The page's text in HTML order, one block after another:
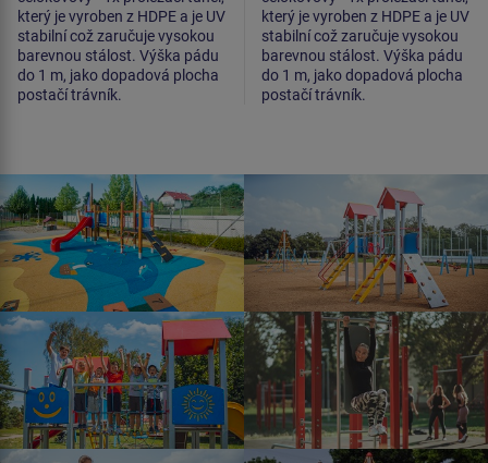
který je vyroben z HDPE a je UV
stabilní což zaručuje vysokou
barevnou stálost. Výška pádu
do 1 m, jako dopadová plocha
postačí trávník.
který je vyroben z HDPE a je UV
stabilní což zaručuje vysokou
barevnou stálost. Výška pádu
do 1 m, jako dopadová plocha
postačí trávník.